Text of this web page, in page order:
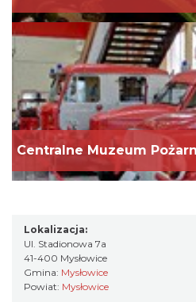
Lokalizacja:
Ul. Stadionowa 7a
41-400 Mysłowice
Gmina: Mysłowice
Powiat: Mysłowice